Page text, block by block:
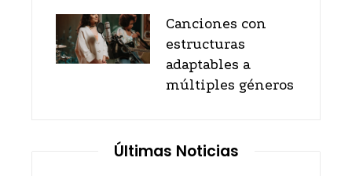
Canciones con
estructuras
adaptables a
múltiples géneros
Últimas Noticias